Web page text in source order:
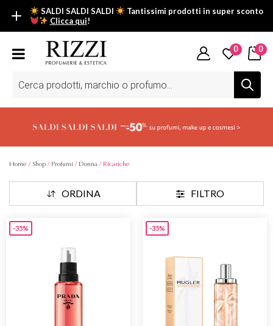
SALDI SALDI SALDI
Tantissimi prodotti in super sconto
Clicca qui!
SALDI SALDI SALDI
Fino al -50% su tantissimi prodotti beauty nella sezione saldi: il
Scopri tutti i prodotti in super saldo!Clicca qui
prodotti
0 0
Home / Shop / Profumi / Donna / Ricariche
ORDINA FILTRO
-35% -35%